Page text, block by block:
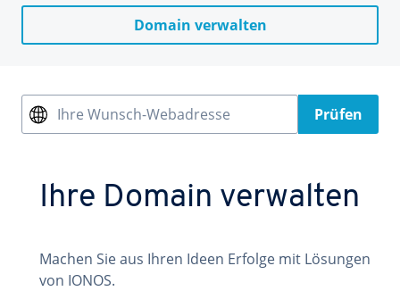
Domain verwalten
Ihre Wunsch-Webadresse Prüfen
Ihre Domain verwalten
Machen Sie aus Ihren Ideen Erfolge mit Lösungen
von IONOS.